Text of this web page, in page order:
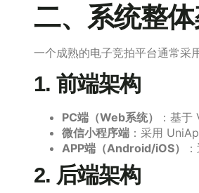
二、系统整
一个成熟的电子竞拍平台通常采
1. 前端架构
PC端（Web系统）
：基
微信小程序端 ：采用
APP端（Android/iOS）
2. 后端架构